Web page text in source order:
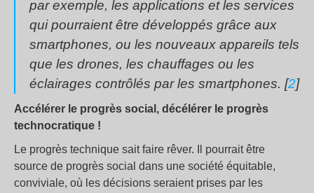
par exemple, les applications et les services
qui pourraient être développés grâce aux
smartphones, ou les nouveaux appareils tels
que les drones, les chauffages ou les
éclairages contrôlés par les smartphones. [2]
Accélérer le progrès social, décélérer le progrès
technocratique !
Le progrès technique sait faire rêver. Il pourrait être
source de progrès social dans une société équitable,
conviviale, où les décisions seraient prises par les